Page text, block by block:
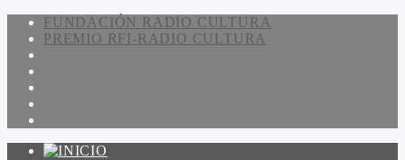
FUNDACIÓN RADIO CULTURA
PREMIO RFI-RADIO CULTURA